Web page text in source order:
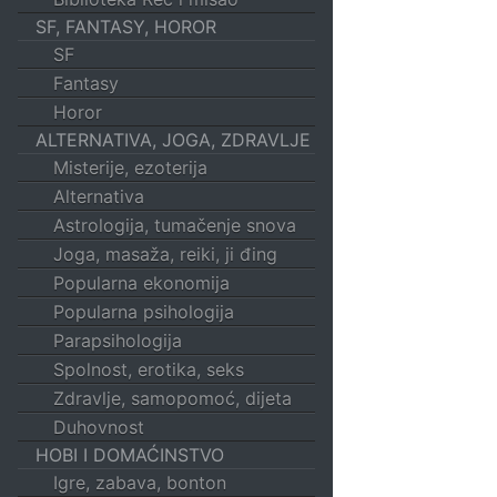
SF, FANTASY, HOROR
SF
Fantasy
Horor
ALTERNATIVA, JOGA, ZDRAVLJE
Misterije, ezoterija
Alternativa
Astrologija, tumačenje snova
Joga, masaža, reiki, ji đing
Popularna ekonomija
Popularna psihologija
Parapsihologija
Spolnost, erotika, seks
Zdravlje, samopomoć, dijeta
Duhovnost
HOBI I DOMAĆINSTVO
Igre, zabava, bonton